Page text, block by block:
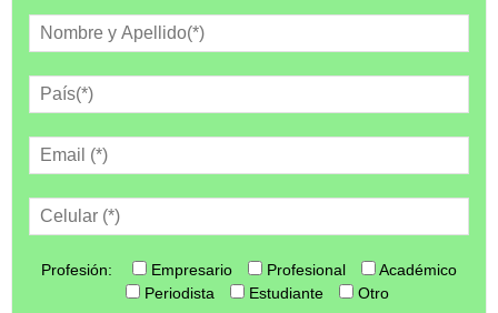
Profesión: Empresario Profesional
Académico
Periodista
Estudiante Otro